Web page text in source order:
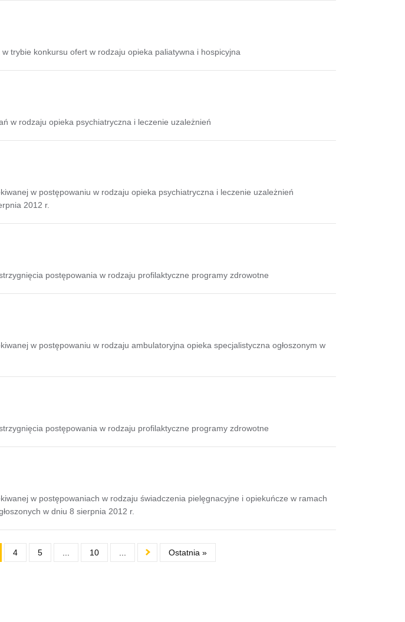
w trybie konkursu ofert w rodzaju opieka paliatywna i hospicyjna
w rodzaju opieka psychiatryczna i leczenie uzależnień
w postępowaniu w rodzaju opieka psychiatryczna i leczenie uzależnień
2012 r.
postępowania w rodzaju profilaktyczne programy zdrowotne
w postępowaniu w rodzaju ambulatoryjna opieka specjalistyczna ogłoszonym w
postępowania w rodzaju profilaktyczne programy zdrowotne
w postępowaniach w rodzaju świadczenia pielęgnacyjne i opiekuńcze w ramach
w dniu 8 sierpnia 2012 r.
4 5 10 Ostatnia »